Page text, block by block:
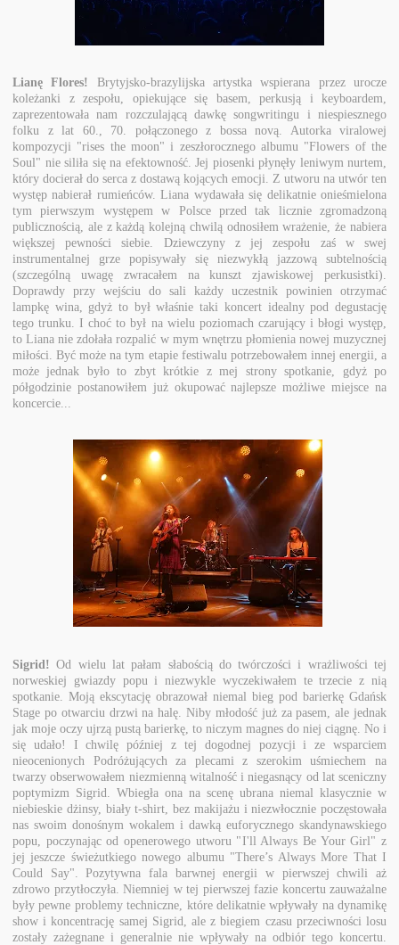
Lianę Flores! Brytyjsko-brazylijska artystka wspierana przez urocze
koleżanki z zespołu, opiekujące się basem, perkusją i keyboardem,
zaprezentowała nam rozczulającą dawkę songwritingu i niespiesznego
folku z lat 60., 70. połączonego z bossa novą. Autorka viralowej
kompozycji "rises the moon" i zeszłorocznego albumu "Flowers of the
Soul" nie siliła się na efektowność. Jej piosenki płynęły leniwym nurtem,
który docierał do serca z dostawą kojących emocji. Z utworu na utwór ten
występ nabierał rumieńców. Liana wydawała się delikatnie onieśmielona
tym pierwszym występem w Polsce przed tak licznie zgromadzoną
publicznością, ale z każdą kolejną chwilą odnosiłem wrażenie, że nabiera
większej pewności siebie. Dziewczyny z jej zespołu zaś w swej
instrumentalnej grze popisywały się niezwykłą jazzową subtelnością
(szczególną uwagę zwracałem na kunszt zjawiskowej perkusistki).
Doprawdy przy wejściu do sali każdy uczestnik powinien otrzymać
lampkę wina, gdyż to był właśnie taki koncert idealny pod degustację
tego trunku. I choć to był na wielu poziomach czarujący i błogi występ,
to Liana nie zdołała rozpalić w mym wnętrzu płomienia nowej muzycznej
miłości. Być może na tym etapie festiwalu potrzebowałem innej energii, a
może jednak było to zbyt krótkie z mej strony spotkanie, gdyż po
półgodzinie postanowiłem już okupować najlepsze możliwe miejsce na
koncercie...
Sigrid! Od wielu lat pałam słabością do twórczości i wrażliwości tej
norweskiej gwiazdy popu i niezwykle wyczekiwałem te trzecie z nią
spotkanie. Moją ekscytację obrazował niemal bieg pod barierkę Gdańsk
Stage po otwarciu drzwi na halę. Niby młodość już za pasem, ale jednak
jak moje oczy ujrzą pustą barierkę, to niczym magnes do niej ciągnę. No i
się udało! I chwilę później z tej dogodnej pozycji i ze wsparciem
nieocenionych Podróżujących za plecami z szerokim uśmiechem na
twarzy obserwowałem niezmienną witalność i niegasnący od lat sceniczny
poptymizm Sigrid. Wbiegła ona na scenę ubrana niemal klasycznie w
niebieskie dżinsy, biały t-shirt, bez makijażu i niezwłocznie poczęstowała
nas swoim donośnym wokalem i dawką euforycznego skandynawskiego
popu, poczynając od openerowego utworu "I'll Always Be Your Girl" z
jej jeszcze świeżutkiego nowego albumu "There’s Always More That I
Could Say". Pozytywna fala barwnej energii w pierwszej chwili aż
zdrowo przytłoczyła. Niemniej w tej pierwszej fazie koncertu zauważalne
były pewne problemy techniczne, które delikatnie wpływały na dynamikę
show i koncentrację samej Sigrid, ale z biegiem czasu przeciwności losu
zostały zażegnane i generalnie nie wpływały na odbiór tego koncertu.